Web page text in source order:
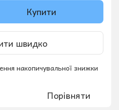
Купити
швидко
накопичувальної знижки
Порівняти